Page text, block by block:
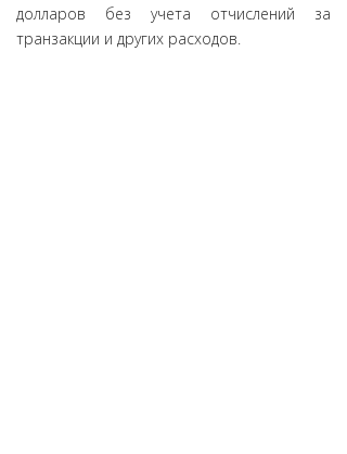
долларов без учета отчислений за
транзакции и других расходов.